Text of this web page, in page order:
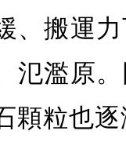
、搬運
氾濫原
顆粒也